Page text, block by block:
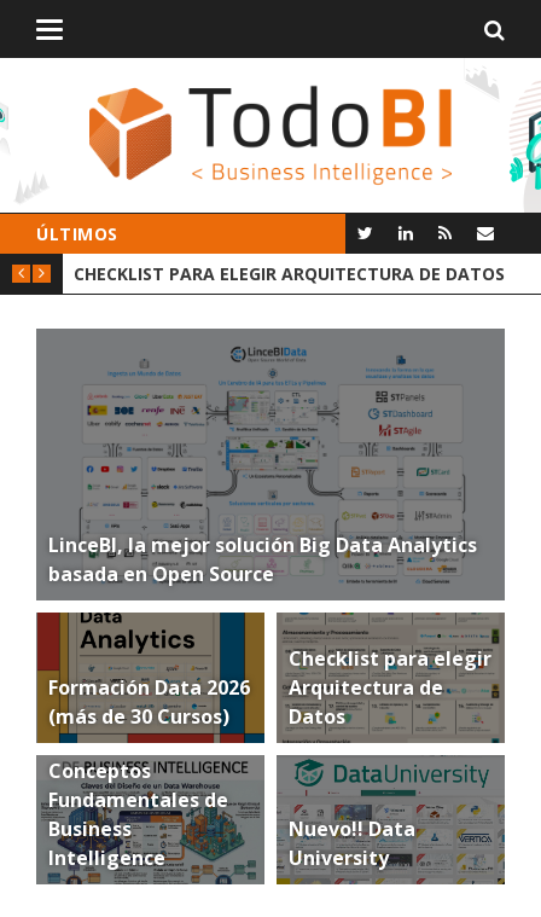
Alternar
ÚLTIMOS
DE DATOS
GROOT AI LINCEBI: LA NUEVA PLATAFORMA
LinceBI, la mejor solución Big Data Analytics
basada en Open Source
Formación Data 2026
(más de 30 Cursos)
Checklist para elegir
Arquitectura de
Datos
Conceptos
Fundamentales de
Business
Intelligence
Nuevo!! Data
University